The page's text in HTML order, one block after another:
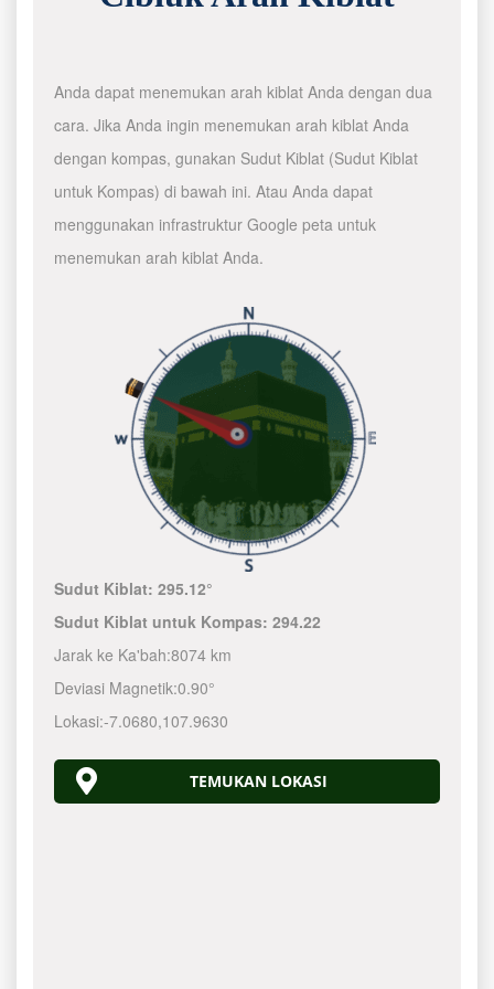
Anda dapat menemukan arah kiblat Anda dengan dua
cara. Jika Anda ingin menemukan arah kiblat Anda
dengan kompas, gunakan Sudut Kiblat (Sudut Kiblat
untuk Kompas) di bawah ini. Atau Anda dapat
menggunakan infrastruktur Google peta untuk
menemukan arah kiblat Anda.
Sudut Kiblat:295.12°
Sudut Kiblat untuk Kompas:294.22
Jarak ke Ka'bah:8074 km
Deviasi Magnetik:0.90°
Lokasi:-7.0680,107.9630
TEMUKAN LOKASI